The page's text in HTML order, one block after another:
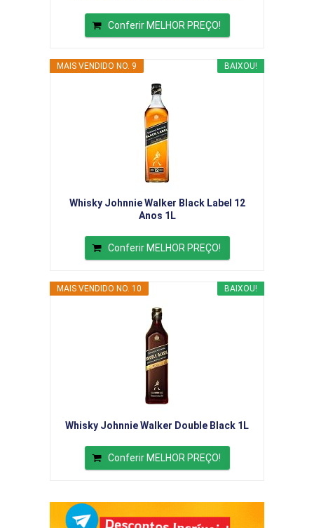
Conferir MELHOR PREÇO!
BAIXOU!
MAIS VENDIDO NO. 9
Whisky Johnnie Walker Black Label 12
Anos 1L
Conferir MELHOR PREÇO!
BAIXOU!
MAIS VENDIDO NO. 10
Whisky Johnnie Walker Double Black 1L
Conferir MELHOR PREÇO!